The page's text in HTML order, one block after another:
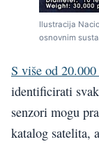
Ilustracija
osnovnim
S više od
identificirati
senzori mogu
katalog satelita,